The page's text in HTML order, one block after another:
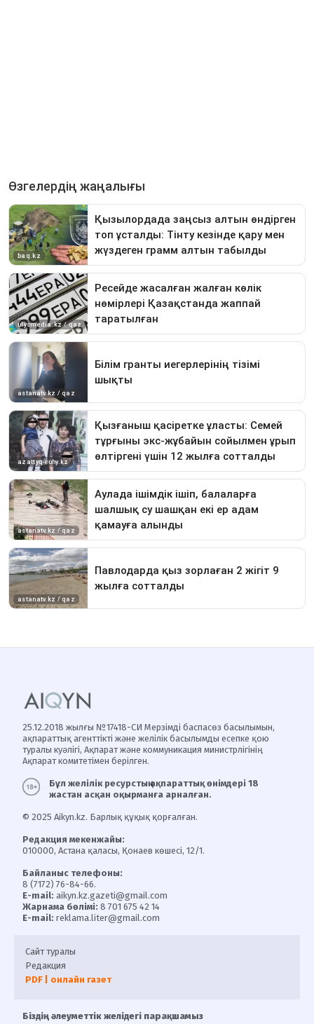
25.12.2018 жылғы №17418-СИ Мерзімді баспасөз басылымын,
ақпараттық агенттікті және желілік басылымды есепке қою
туралы куәлігі, Ақпарат және коммуникация министрлігінің
Ақпарат комитетімен берілген.
Бұл желілік ресурстың ақпараттық өнімдері 18
жастан асқан оқырманға арналған.
© 2025 Aikyn.kz. Барлық құқық қорғалған.
Редакция мекенжайы:
010000, Астана қаласы, Қонаев көшесі, 12/1.
Байланыс телефоны:
8 (7172) 76-84-66.
E-mail: aikyn.kz.gazeti@gmail.com
Жарнама бөлімі: 8 701 675 42 14
E-mail: reklama.liter@gmail.com
Сайт туралы
Редакция
PDF | онлайн газет
Біздің әлеуметтік желідегі парақшамыз